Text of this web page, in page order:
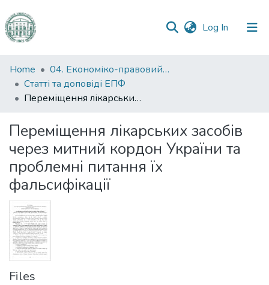
Log In (current)
Communities
&
Collections
Statistics
Home
04. Економіко-правовий факультет
Статті та доповіді ЕПФ
Переміщення лікарських засобів через митний кордон України та проблемні питання їх фальсифікації
Переміщення лікарських засобів
через митний кордон України та
проблемні питання їх
фальсифікації
Files